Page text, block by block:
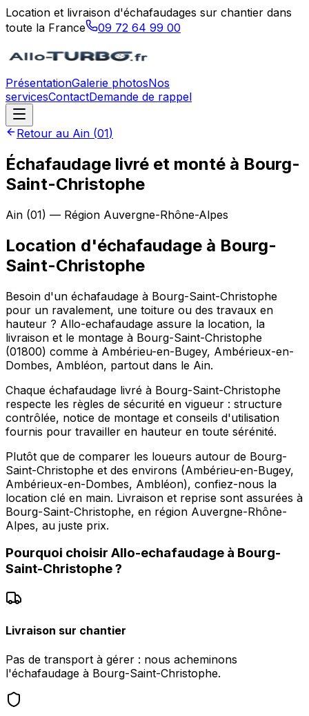
Location et livraison d'échafaudages sur chantier dans
toute la France
09 72 64 99 00
PrésentationGalerie photosNos
servicesContactDemande de rappel
Retour au Ain (01)
Échafaudage livré et monté à Bourg-
Saint-Christophe
Ain (01) — Région Auvergne-Rhône-Alpes
Location d'échafaudage à Bourg-
Saint-Christophe
Besoin d'un échafaudage à Bourg-Saint-Christophe
pour un ravalement, une toiture ou des travaux en
hauteur ? Allo-echafaudage assure la location, la
livraison et le montage à Bourg-Saint-Christophe
(01800) comme à Ambérieu-en-Bugey, Ambérieux-en-
Dombes, Ambléon, partout dans le Ain.
Chaque échafaudage livré à Bourg-Saint-Christophe
respecte les règles de sécurité en vigueur : structure
contrôlée, notice de montage et conseils d'utilisation
fournis pour travailler en hauteur en toute sérénité.
Plutôt que de comparer les loueurs autour de Bourg-
Saint-Christophe et des environs (Ambérieu-en-Bugey,
Ambérieux-en-Dombes, Ambléon), confiez-nous la
location clé en main. Livraison et reprise sont assurées à
Bourg-Saint-Christophe, en région Auvergne-Rhône-
Alpes, au juste prix.
Pourquoi choisir Allo-echafaudage à Bourg-
Saint-Christophe?
Livraison sur chantier
Pas de transport à gérer : nous acheminons
l'échafaudage à Bourg-Saint-Christophe.